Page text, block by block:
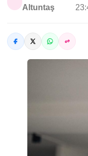
Altuntaş